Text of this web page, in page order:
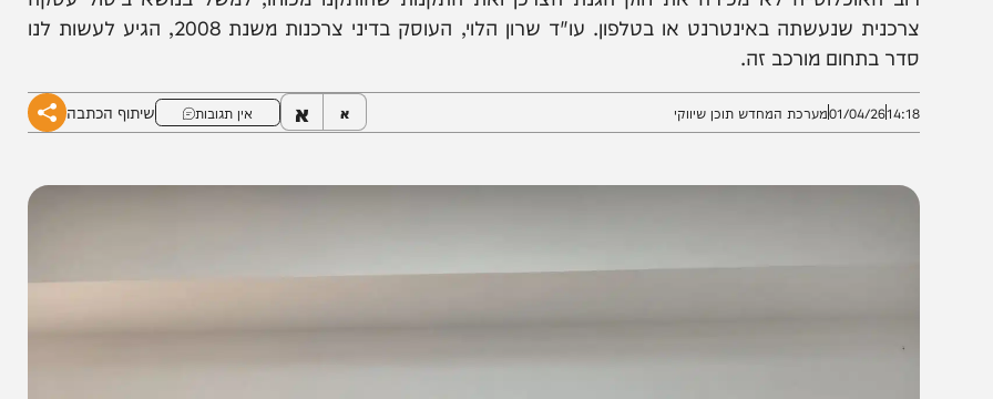
האוכלוסייה לא מכירה את חוק הגנת הצרכן ואת התקנות שהותקנו מכוחו, למשל בנושא ביטול עסקה
א